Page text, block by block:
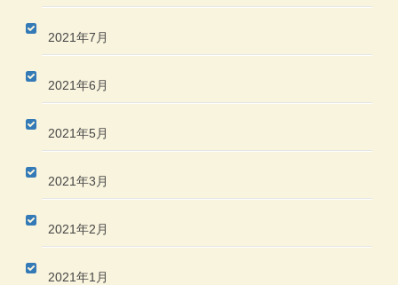
2021年7月
2021年6月
2021年5月
2021年3月
2021年2月
2021年1月